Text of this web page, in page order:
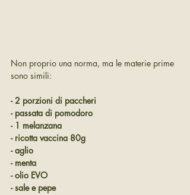
Non proprio una norma, ma le materie prime
sono simili:
- 2 porzioni di paccheri
- passata di pomodoro
- 1 melanzana
- ricotta vaccina 80g
- aglio
- menta
- olio EVO
- sale e pepe